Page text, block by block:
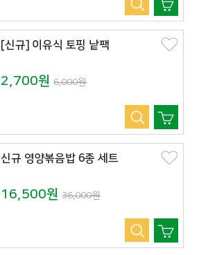
[신규] 이유식 토핑 낱팩
2,700원6,000원
신규 영양볶음밥 6종 세트
16,500원36,000원